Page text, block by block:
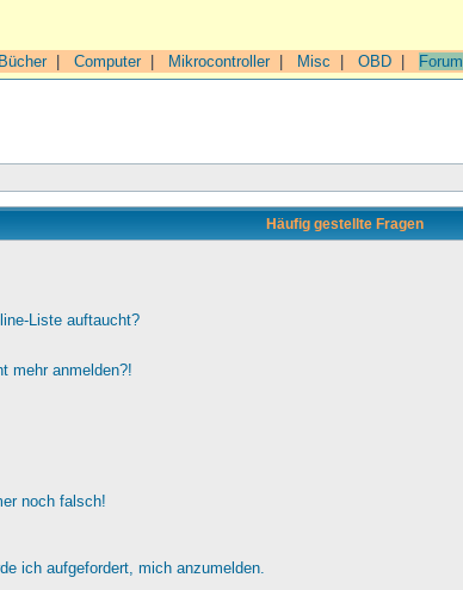
Bücher| Computer| Mikrocontroller| Misc OBD Forum
Häufig gestellte Fragen
Liste auftaucht?
mehr anmelden?!
noch falsch!
ich aufgefordert, mich anzumelden.